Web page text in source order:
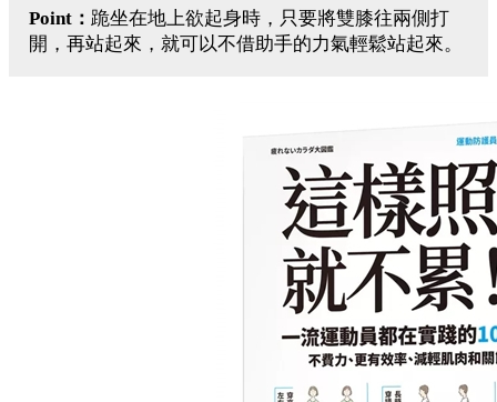
Point： 跪坐在地上欲起身時，只要將雙膝往兩側打
開，再站起來，就可以不借助手的力氣輕鬆站起來。